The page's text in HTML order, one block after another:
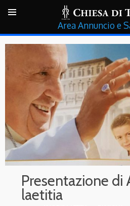
Annuncio e
Presentazione di
laetitia